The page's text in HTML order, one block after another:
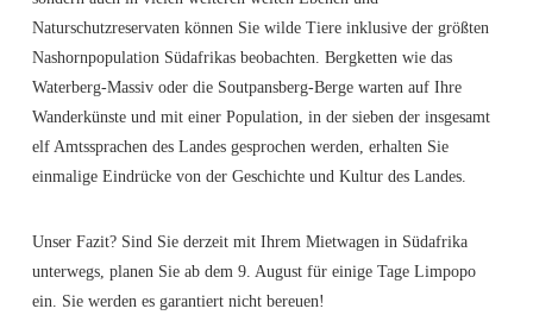
Naturschutzreservaten können Sie wilde Tiere inklusive der größten
Nashornpopulation Südafrikas beobachten. Bergketten wie das
Waterberg-Massiv oder die Soutpansberg-Berge warten auf Ihre
Wanderkünste und mit einer Population, in der sieben der insgesamt
elf Amtssprachen des Landes gesprochen werden, erhalten Sie
einmalige Eindrücke von der Geschichte und Kultur des Landes.
Unser Fazit? Sind Sie derzeit mit Ihrem Mietwagen in Südafrika
unterwegs, planen Sie ab dem 9. August für einige Tage Limpopo
ein. Sie werden es garantiert nicht bereuen!